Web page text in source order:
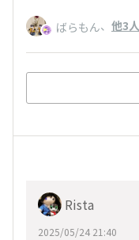
ばらもん、 他3人
Rista
2025/05/24 21:40